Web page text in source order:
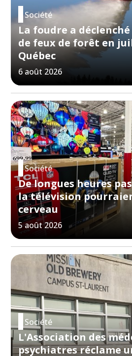
Société
La foudre a
de feux de forêt en
Québec
6 août 2026
Société
De longues heures
la télévision
cerveau
5 août 2026
Société
L'Association des
psychiatres réclame